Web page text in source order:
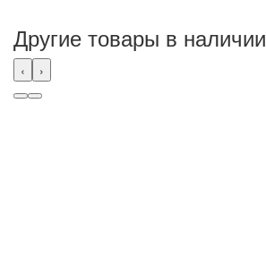
Другие товары в наличии
‹ ›